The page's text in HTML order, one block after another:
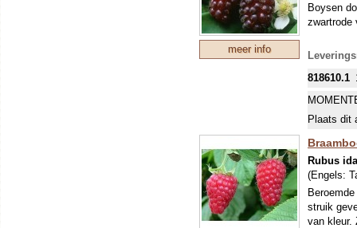
meer info
Boysen
zwartrode
818610.1
Plaats dit
Rubus
(Engels:
struik
van kleur.